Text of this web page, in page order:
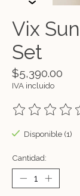
Vix
Set
$5,390.00
IVA incluido
The rating of
Disponible (1)
Cantidad: